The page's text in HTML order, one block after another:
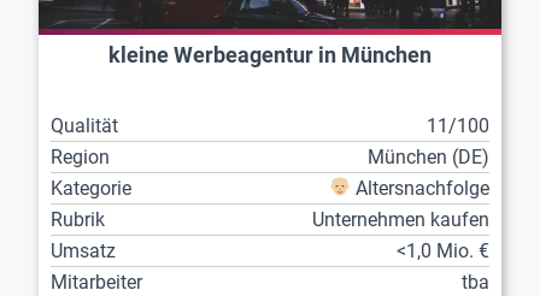
kleine Werbeagentur in München
Qualität
11/100
Region
München (DE)
Kategorie
Altersnachfolge
Rubrik
Unternehmen kaufen
Umsatz
<1,0 Mio. €
Mitarbeiter
tba